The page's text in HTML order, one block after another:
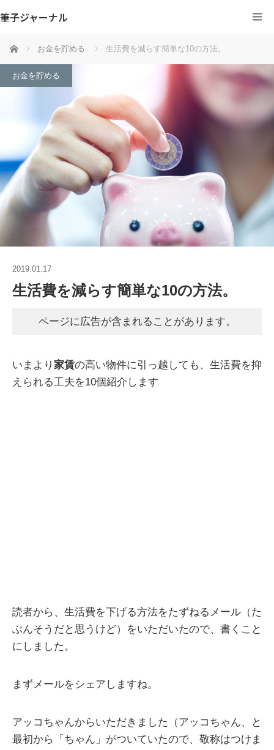
筆子ジャーナル
ホーム お金を貯める 生活費を減らす簡単な10の方法。
お金を貯める
2019.01.17
生活費を減らす簡単な10の方法。
ページに広告が含まれることがあります。
いまより 家賃の高い物件に引っ越しても、生活費を抑
えられる工夫を10個紹介します
読者から、生活費を下げる方法をたずねるメール（た
ぶんそうだと思うけど）をいただいたので、書くこと
にしました。
まずメールをシェアしますね。
アッコちゃんからいただきました（アッコちゃん、と
最初から「ちゃん」がついていたので、敬称はつけま